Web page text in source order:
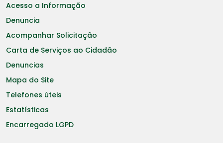
Acesso a Informação
Denuncia
Acompanhar Solicitação
Carta de Serviços ao Cidadão
Denuncias
Mapa do Site
Telefones úteis
Estatísticas
Encarregado LGPD